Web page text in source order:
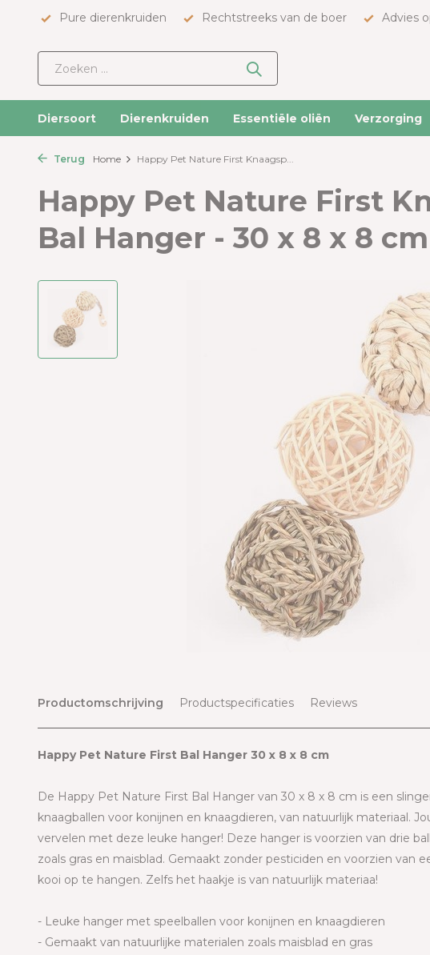
Pure dierenkruiden Rechtstreeks van de boer Advies
Diersoort Dierenkruiden Essentiële oliën Verzorging
Terug Home Happy Pet Nature First Knaagsp...
Happy Pet Nature First
Bal Hanger - 30 x 8 x 8 cm
Productomschrijving Productspecificaties Reviews
Happy Pet Nature First Bal Hanger 30 x 8 x 8 cm
De Happy Pet Nature First Bal Hanger van 30 x 8 x 8 cm is een
knaagballen voor konijnen en knaagdieren, van natuurlijk materiaal.
vervelen met deze leuke hanger! Deze hanger is voorzien van drie
zoals gras en maisblad. Gemaakt zonder pesticiden en voorzien van
kooi op te hangen. Zelfs het haakje is van natuurlijk materiaa!
- Leuke hanger met speelballen voor konijnen en knaagdieren
- Gemaakt van natuurlijke materialen zoals maisblad en gras